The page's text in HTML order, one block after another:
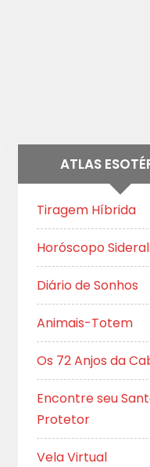
ATLAS
Tiragem Híbrida
Horóscopo Sideral
Diário de Sonhos
Animais-Totem
Os 72 Anjos da
Encontre seu
Protetor
Vela Virtual